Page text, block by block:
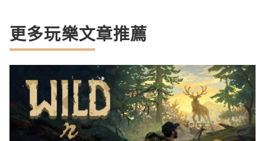
更多玩樂文章推薦